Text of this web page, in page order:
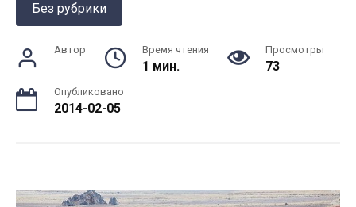
Без рубрики
Автор Время чтения
1 мин.
Просмотры
73
Опубликовано
2014-02-05